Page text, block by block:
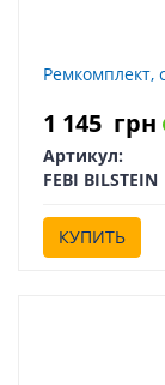
Ремкомплект,
1 145 грн
Артикул:
FEBI BILSTEIN
КУПИТЬ